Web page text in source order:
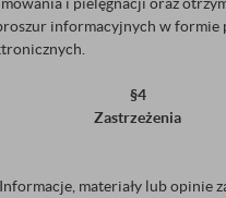
informacyjnych w formie
§4
Zastrzeżenia
materiały lub opinie